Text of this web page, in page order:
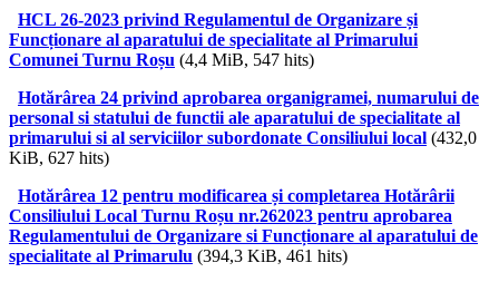
HCL 26-2023 privind Regulamentul de Organizare și
Funcționare al aparatului de specialitate al Primarului
Comunei Turnu Roșu (4,4 MiB, 547 hits)
Hotărârea 24 privind aprobarea organigramei, numarului de
personal si statului de functii ale aparatului de specialitate al
primarului si al serviciilor subordonate Consiliului local (432,0
KiB, 627 hits)
Hotărârea 12 pentru modificarea și completarea Hotărârii
Consiliului Local Turnu Roșu nr.262023 pentru aprobarea
Regulamentului de Organizare si Funcționare al aparatului de
specialitate al Primarulu (394,3 KiB, 461 hits)